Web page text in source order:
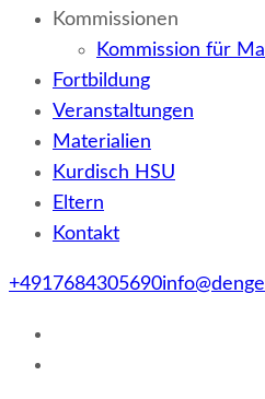
Kommissionen
Kommission für
Fortbildung
Veranstaltungen
Materialien
Kurdisch HSU
Eltern
Kontakt
+4917684305690